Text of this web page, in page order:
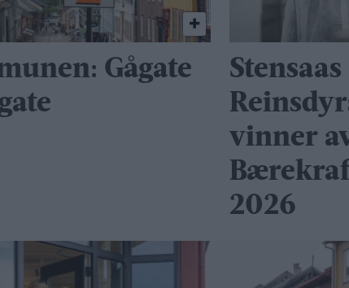
Gågate
Stensaas
vinner
2026